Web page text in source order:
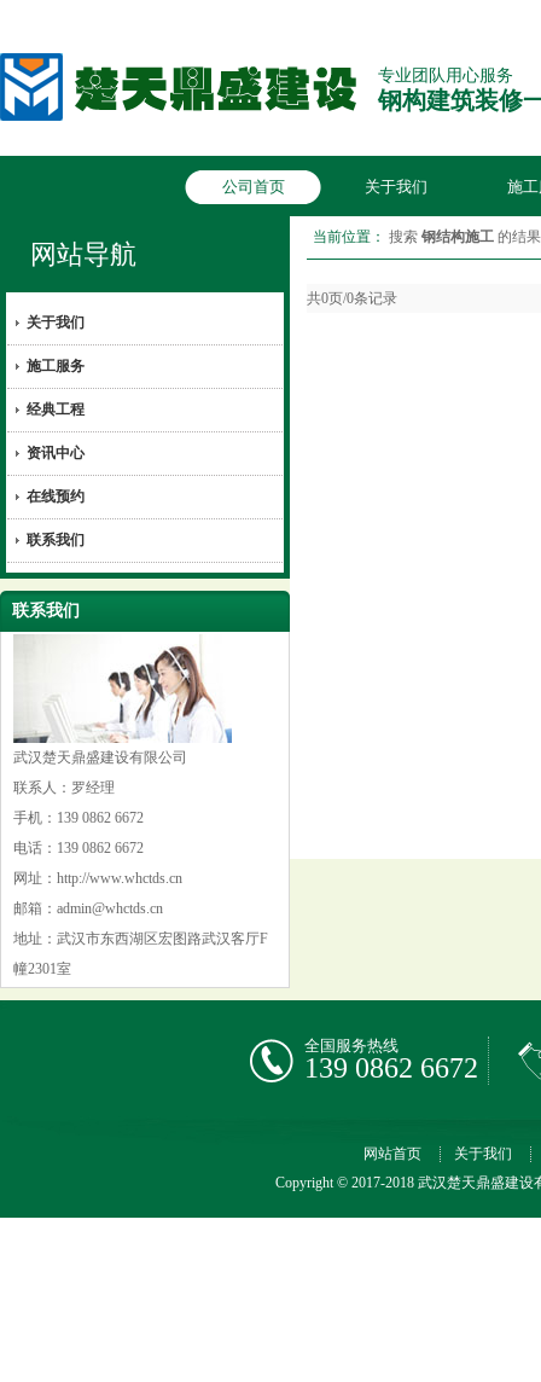
专业团队用心服务
钢构建筑装修
公司首页 关于我们 施
网站导航
关于我们
施工服务
经典工程
资讯中心
在线预约
联系我们
联系我们
武汉楚天鼎盛建设有限公司
联系人：罗经理
手机：139 0862 6672
电话：139 0862 6672
网址：http://www.whctds.cn
邮箱：admin@whctds.cn
地址：武汉市东西湖区宏图路武汉客厅F
幢2301室
当前位置： 搜索 钢结构施工 的结
共0页/0条记录
全国服务热线
139 0862 6672
网站首页
关于我们
Copyright © 2017-2018 武汉楚天鼎盛